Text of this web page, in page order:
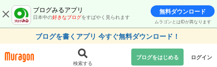
ブログみるアプリ
日本中の好きなブログをすばやく見られます
無料ダウンロード
ムラゴンとはIDが異なります
ブログを書くアプリ 今すぐ無料ダウンロード！
検索する
ブログをはじめる ログイン